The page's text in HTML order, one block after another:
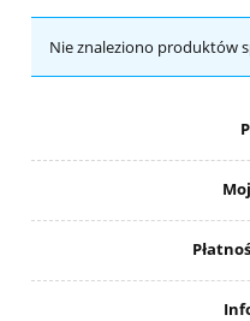
Nie znaleziono produktów